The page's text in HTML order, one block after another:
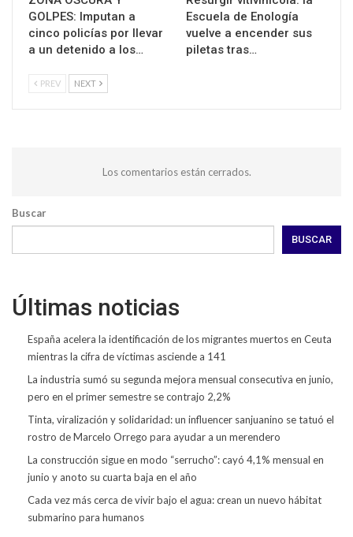
GOLPES: Imputan a
cinco policías por llevar
a un detenido a los…
Escuela de Enología
vuelve a encender sus
piletas tras…
PREV NEXT
Los comentarios están cerrados.
Buscar
BUSCAR
Últimas noticias
España acelera la identificación de los migrantes muertos en Ceuta
mientras la cifra de víctimas asciende a 141
La industria sumó su segunda mejora mensual consecutiva en junio,
pero en el primer semestre se contrajo 2,2%
Tinta, viralización y solidaridad: un influencer sanjuanino se tatuó el
rostro de Marcelo Orrego para ayudar a un merendero
La construcción sigue en modo “serrucho”: cayó 4,1% mensual en
junio y anoto su cuarta baja en el año
Cada vez más cerca de vivir bajo el agua: crean un nuevo hábitat
submarino para humanos